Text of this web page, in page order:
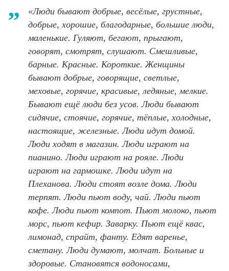
«Люди бывают добрые, весёлые, грустные,
добрые, хорошие, благодарные, большие люди,
маленькие. Гуляют, бегают, прыгают,
говорят, смотрят, слушают. Смешливые,
барные. Красные. Короткие. Женщины
бывают добрые, говорящие, светлые,
меховые, горячие, красивые, ледяные, мелкие.
Бывают ещё люди без усов. Люди бывают
сидячие, стоячие, горячие, тёплые, холодные,
настоящие, железные. Люди идут домой.
Люди ходят в магазин. Люди играют на
пианино. Люди играют на рояле. Люди
играют на гармошке. Люди идут на
Плеханова. Люди стоят возле дома. Люди
терпят. Люди пьют воду, чай. Люди пьют
кофе. Люди пьют компот. Пьют молоко, пьют
морс, пьют кефир. Заварку. Пьют ещё квас,
лимонад, спрайт, фанту. Едят варенье,
сметану. Люди думают, молчат. Больные и
здоровые. Становятся водоносами,